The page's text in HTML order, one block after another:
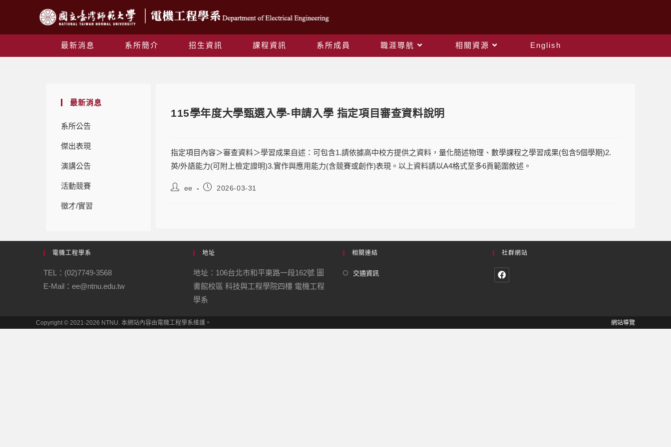
最新消息 系所簡介 招生資訊 課程資訊 系所成員 職涯導航 相關資源 English
最新消息
系所公告
傑出表現
演講公告
活動競賽
徵才/實習
115學年度大學甄選入學-申請入學 指定項目審查資料說明
指定項目內容＞審查資料＞學習成果自述：可包含1.請依據高中校方提供之資料，量化簡述物理、數學課程之學習成果(包含5個學期)2.
英/外語能力(可附上檢定證明)3.實作與應用能力(含競賽或創作)表現。以上資料請以A4格式至多6頁範圍敘述。
ee 2026-03-31
電機工程學系
TEL：(02)7749-3568
E-Mail：ee@ntnu.edu.tw
地址
地址：106台北市和平東路一段162號 圖
書館校區 科技與工程學院四樓 電機工程
學系
相關連結
交通資訊
社群網站
網站導覽
Copyright © 2021-2026 NTNU. 本網站內容由電機工程學系維護。